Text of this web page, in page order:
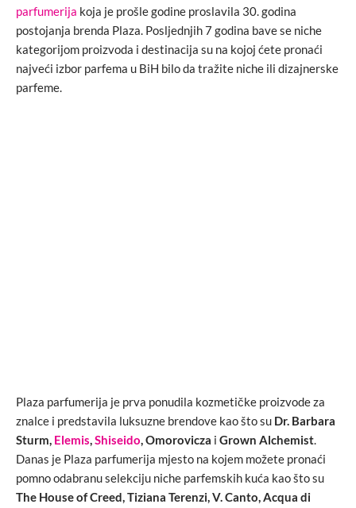
parfumerija koja je prošle godine proslavila 30. godina
postojanja brenda Plaza. Posljednjih 7 godina bave se niche
kategorijom proizvoda i destinacija su na kojoj ćete pronaći
najveći izbor parfema u BiH bilo da tražite niche ili dizajnerske
parfeme.
Plaza parfumerija je prva ponudila kozmetičke proizvode za
znalce i predstavila luksuzne brendove kao što su Dr. Barbara
Sturm, Elemis,Shiseido, Omorovicza i Grown Alchemist.
Danas je Plaza parfumerija mjesto na kojem možete pronaći
pomno odabranu selekciju niche parfemskih kuća kao što su
The House of Creed, Tiziana Terenzi, V. Canto, Acqua di